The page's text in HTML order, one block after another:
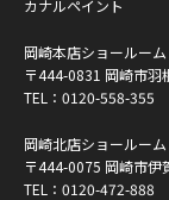
カナルペイント
岡崎本店ショールーム
〒444-0831 岡崎市羽
TEL： 0120-558-355
岡崎北店ショールーム
〒444-0075 岡崎市伊
TEL： 0120-472-888